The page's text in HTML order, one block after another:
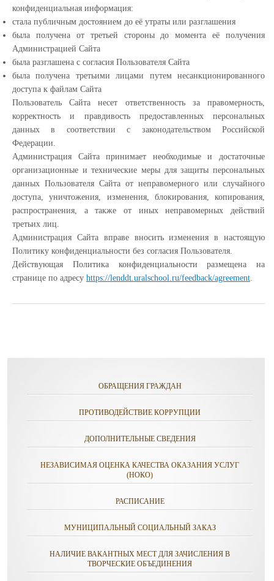
конфиденциальная информация:
cтала публичным достоянием до её утраты или разглашения
была получена от третьей стороны до момента её получения
Администрацией Сайта
была разглашена с согласия Пользователя Сайта
была получена третьими лицами путем несанкционированного
доступа к файлам Сайта
Пользователь Сайта несет ответственность за правомерность,
корректность и правдивость предоставленных персональных
данных в соответствии с законодательством Российской
Федерации.
Администрация Сайта принимает необходимые и достаточные
организационные и технические меры для защиты персональных
данных Пользователя Сайта от неправомерного или случайного
доступа, уничтожения, изменения, блокирования, копирования,
распространения, а также от иных неправомерных действий
третьих лиц.
Администрация Сайта вправе вносить изменения в настоящую
Политику конфиденциальности без согласия Пользователя.
Действующая Политика конфиденциальности размещена на
странице по адресу https://lenddt.uralschool.ru/feedback/agreement.
ОБРАЩЕНИЯ ГРАЖДАН
ПРОТИВОДЕЙСТВИЕ КОРРУПЦИИ
ДОПОЛНИТЕЛЬНЫЕ СВЕДЕНИЯ
НЕЗАВИСИМАЯ ОЦЕНКА КАЧЕСТВА ОКАЗАНИЯ УСЛУГ
(НОКО)
РАСПИСАНИЕ
МУНИЦИПАЛЬНЫЙ СОЦИАЛЬНЫЙ ЗАКАЗ
НАЛИЧИЕ ВАКАНТНЫХ МЕСТ ДЛЯ ЗАЧИСЛЕНИЯ В
ТВОРЧЕСКИЕ ОБЪЕДИНЕНИЯ